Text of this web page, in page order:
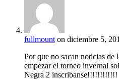
fullmount on diciembre 5,
Por que no sacan noticias de
empezar el torneo invernal
Negra 2 inscribanse!!!!!!!!!!!!